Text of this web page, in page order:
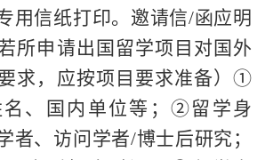
用信纸打印。邀请信/函应明
所申请出国留学项目对国外
求，应按项目要求准备）①
名、国内单位等；②留学身
者、访问学者/博士后研究；